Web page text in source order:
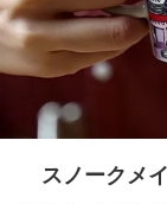
スノークメ